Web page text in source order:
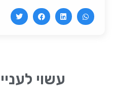
עשוי